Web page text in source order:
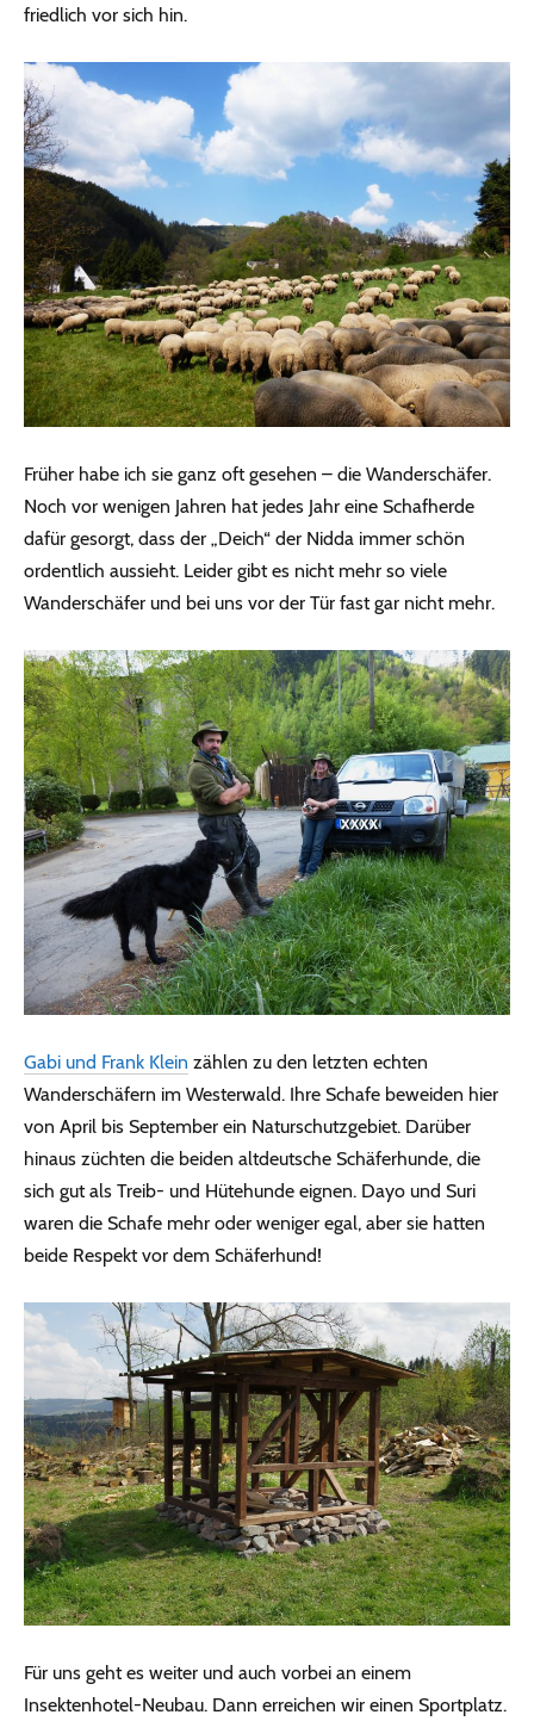
friedlich vor sich hin.
Früher habe ich sie ganz oft gesehen – die Wanderschäfer.
Noch vor wenigen Jahren hat jedes Jahr eine Schafherde
dafür gesorgt, dass der „Deich“ der Nidda immer schön
ordentlich aussieht. Leider gibt es nicht mehr so viele
Wanderschäfer und bei uns vor der Tür fast gar nicht mehr.
Gabi und Frank Klein zählen zu den letzten echten
Wanderschäfern im Westerwald. Ihre Schafe beweiden hier
von April bis September ein Naturschutzgebiet. Darüber
hinaus züchten die beiden altdeutsche Schäferhunde, die
sich gut als Treib- und Hütehunde eignen. Dayo und Suri
waren die Schafe mehr oder weniger egal, aber sie hatten
beide Respekt vor dem Schäferhund!
Für uns geht es weiter und auch vorbei an einem
Insektenhotel-Neubau. Dann erreichen wir einen Sportplatz.